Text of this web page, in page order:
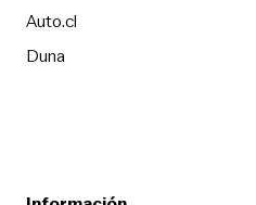
Auto.cl
Duna